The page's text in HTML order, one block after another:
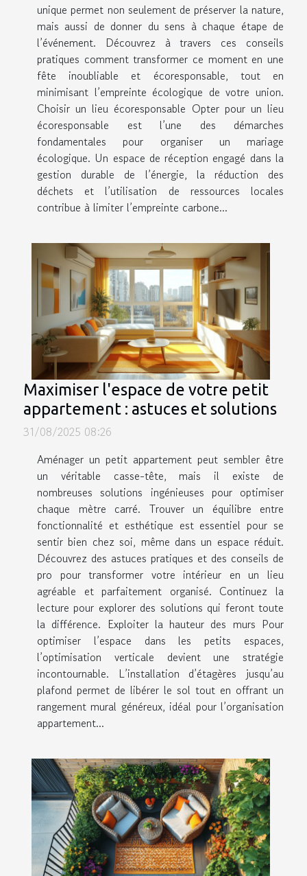
unique permet non seulement de préserver la nature,
mais aussi de donner du sens à chaque étape de
l’événement. Découvrez à travers ces conseils
pratiques comment transformer ce moment en une
fête inoubliable et écoresponsable, tout en
minimisant l’empreinte écologique de votre union.
Choisir un lieu écoresponsable Opter pour un lieu
écoresponsable est l’une des démarches
fondamentales pour organiser un mariage
écologique. Un espace de réception engagé dans la
gestion durable de l’énergie, la réduction des
déchets et l’utilisation de ressources locales
contribue à limiter l’empreinte carbone...
Maximiser l'espace de votre petit
appartement : astuces et solutions
31/08/2025 08:26
Aménager un petit appartement peut sembler être
un véritable casse-tête, mais il existe de
nombreuses solutions ingénieuses pour optimiser
chaque mètre carré. Trouver un équilibre entre
fonctionnalité et esthétique est essentiel pour se
sentir bien chez soi, même dans un espace réduit.
Découvrez des astuces pratiques et des conseils de
pro pour transformer votre intérieur en un lieu
agréable et parfaitement organisé. Continuez la
lecture pour explorer des solutions qui feront toute
la différence. Exploiter la hauteur des murs Pour
optimiser l’espace dans les petits espaces,
l’optimisation verticale devient une stratégie
incontournable. L’installation d’étagères jusqu’au
plafond permet de libérer le sol tout en offrant un
rangement mural généreux, idéal pour l’organisation
appartement...